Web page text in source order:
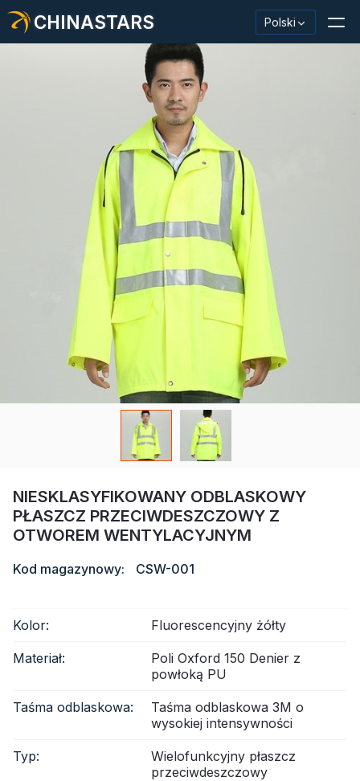
CHINASTARS Polski
Materiał odblaskowy/taśma
Modna tkanina odblaskowa
Odzież ochronna
Materiał świecący w ciemności
Przemysłowe mycie wykończeniowe
Informacje o CHINASTARS
Nowy produkt
Certyfikat
Katalog
NIESKLASYFIKOWANY ODBLASKOWY
PŁASZCZ PRZECIWDESZCZOWY Z
OTWOREM WENTYLACYJNYM
Kod magazynowy: CSW-001
Kolor: Fluorescencyjny żółty
Materiał:
Poli Oxford 150 Denier z
powłoką PU
Taśma odblaskowa:
Taśma odblaskowa 3M o
wysokiej intensywności
Typ:
Wielofunkcyjny płaszcz
przeciwdeszczowy